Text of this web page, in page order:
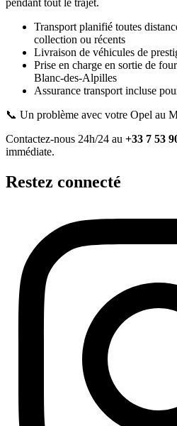
pendant tout le trajet.
Transport planifié toutes
collection ou récents
Livraison de véhicules de
Prise en charge en sortie de
Blanc-des-Alpilles
Assurance transport incluse
📞 Un problème avec votre Opel au
Contactez-nous 24h/24 au +33 7 53
immédiate.
Restez connecté